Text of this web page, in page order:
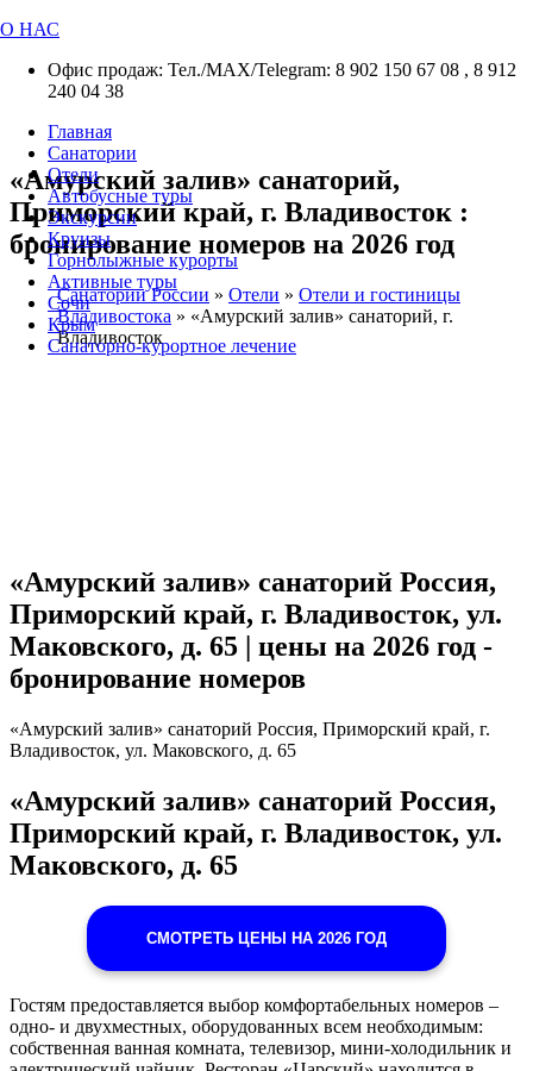
О НАС
Офис продаж: Тел./МАХ/Telegram: 8 902 150 67 08 , 8 912
240 04 38
Главная
Санатории
Отели
Автобусные туры
Экскурсии
Круизы
Горнолыжные курорты
Активные туры
Сочи
Крым
Санаторно-курортное лечение
«Амурский залив» санаторий,
Приморский край, г. Владивосток :
бронирование номеров на 2026 год
Санатории России » Отели » Отели и гостиницы
Владивостока » «Амурский залив» санаторий, г.
Владивосток
«Амурский залив» санаторий Россия,
Приморский край, г. Владивосток, ул.
Маковского, д. 65 | цены на 2026 год -
бронирование номеров
«Амурский залив» санаторий Россия, Приморский край, г.
Владивосток, ул. Маковского, д. 65
«Амурский залив» санаторий Россия,
Приморский край, г. Владивосток, ул.
Маковского, д. 65
СМОТРЕТЬ ЦЕНЫ НА 2026 ГОД
Гостям предоставляется выбор комфортабельных номеров –
одно- и двухместных, оборудованных всем необходимым:
собственная ванная комната, телевизор, мини-холодильник и